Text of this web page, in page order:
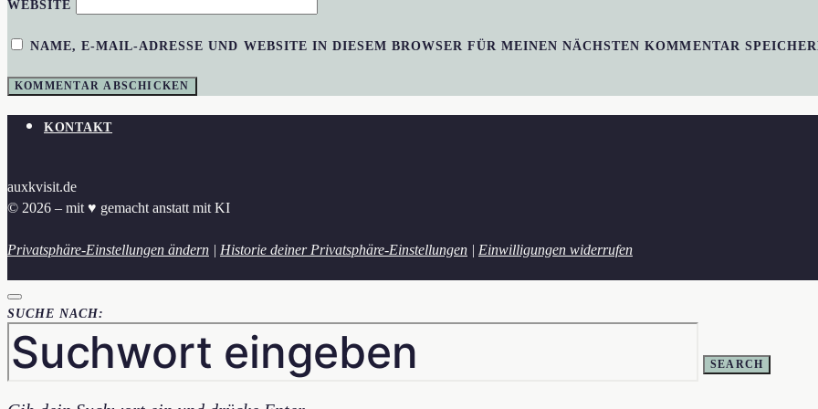
WEBSITE
NAME, E-MAIL-ADRESSE UND WEBSITE IN DIESEM BROWSER FÜR MEINEN NÄCHSTEN KOMMENTAR
KONTAKT
auxkvisit.de
© 2026 – mit ♥︎ gemacht anstatt mit KI
Privatsphäre-Einstellungen ändern | Historie deiner Privatsphäre-Einstellungen | Einwilligungen widerrufen
SUCHE NACH:
SEARCH